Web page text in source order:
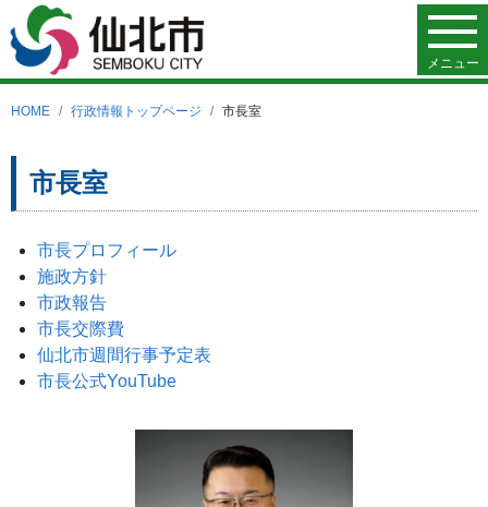
メニュー
HOME 行政情報トップページ 市長室
市長室
市長プロフィール
施政方針
市政報告
市長交際費
仙北市週間行事予定表
市長公式YouTube